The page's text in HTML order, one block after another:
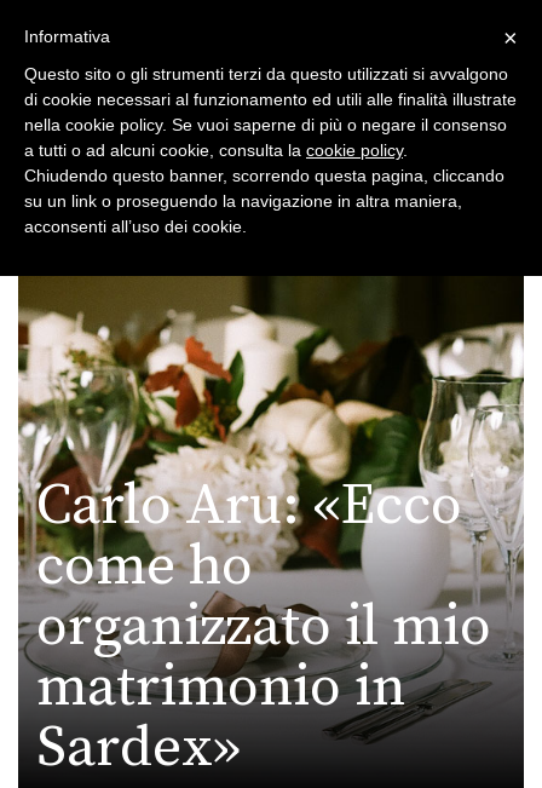
Toggle
Toggle
navigation
Carlo Aru: «Ecco
come ho
organizzato il mio
matrimonio in
Sardex»
×
Informativa
Questo sito o gli strumenti terzi da questo utilizzati si avvalgono
di cookie necessari al funzionamento ed utili alle finalità illustrate
nella cookie policy. Se vuoi saperne di più o negare il consenso
a tutti o ad alcuni cookie, consulta la cookie policy.
Chiudendo questo banner, scorrendo questa pagina, cliccando
su un link o proseguendo la navigazione in altra maniera,
acconsenti all’uso dei cookie.